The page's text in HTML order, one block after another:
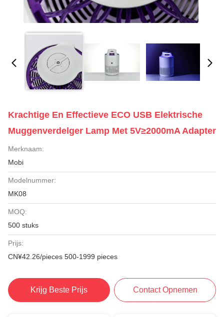
Krachtige En Effectieve ECO USB Elektrische
Muggenverdelger Lamp Met 5V≥2000mA Adapter
Merknaam:
Mobi
Modelnummer:
MK08
MOQ:
500 stuks
Prijs:
CN¥42.26/pieces 500-1999 pieces
Krijg Beste Prijs Contact Opnemen